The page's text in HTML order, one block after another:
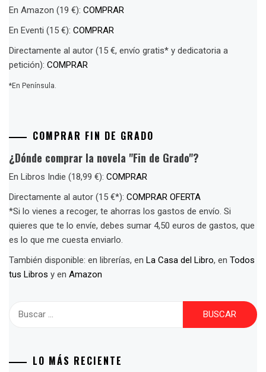
En Amazon (19 €): COMPRAR
En Eventi (15 €): COMPRAR
Directamente al autor (15 €, envío gratis* y dedicatoria a
petición): COMPRAR
*En Península.
COMPRAR FIN DE GRADO
¿Dónde comprar la novela "Fin de Grado"?
En Libros Indie (18,99 €): COMPRAR
Directamente al autor (15 €*): COMPRAR OFERTA
*Si lo vienes a recoger, te ahorras los gastos de envío. Si
quieres que te lo envíe, debes sumar 4,50 euros de gastos, que
es lo que me cuesta enviarlo.
También disponible: en librerías, en La Casa del Libro, en Todos
tus Libros y en Amazon
LO MÁS RECIENTE